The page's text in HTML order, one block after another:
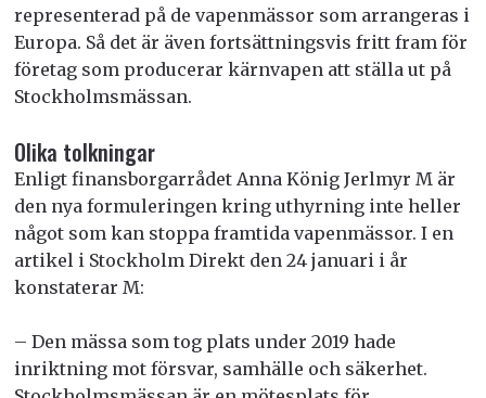
representerad på de vapenmässor som arrangeras i
Europa. Så det är även fortsättningsvis fritt fram för
företag som producerar kärnvapen att ställa ut på
Stockholmsmässan.
Olika tolkningar
Enligt finansborgarrådet Anna König Jerlmyr M är
den nya formuleringen kring uthyrning inte heller
något som kan stoppa framtida vapenmässor. I en
artikel i Stockholm Direkt den 24 januari i år
konstaterar M:
– Den mässa som tog plats under 2019 hade
inriktning mot försvar, samhälle och säkerhet.